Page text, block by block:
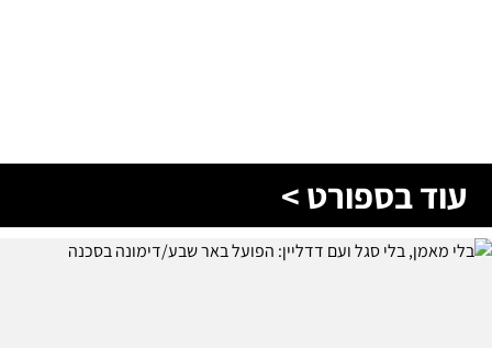
עוד בספורט >